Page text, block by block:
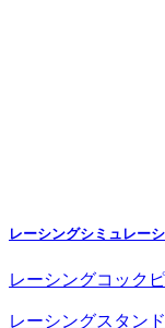
レーシングシミュレー
レーシングコック
レーシングスタンド